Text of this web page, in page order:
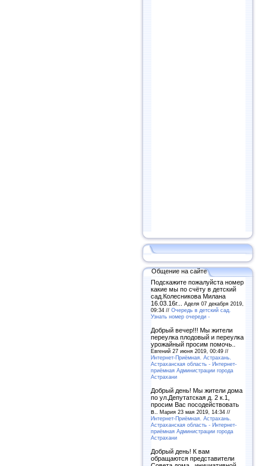
Общение на сайте
Подскажите пожалуйста номер
какие мы по счёту в детский
сад.Колесникова Милана
16.03.16г... Аделя 07 декабря 2019,
09:34 // Очередь в детский сад.
Узнать номер очереди -
Добрый вечер!!! Мы жители
переулка плодовый и переулка
урожайный просим помочь..
Евгений 27 июня 2019, 00:49 //
Интернет-Приёмная. Астрахань.
Астраханская область - Интернет-
приёмная Администрации города
Астрахани
Добрый день! Мы жители дома
по ул.Депутатская д. 2 к.1,
просим Вас посодействовать
в.. Мария 23 мая 2019, 14:34 //
Интернет-Приёмная. Астрахань.
Астраханская область - Интернет-
приёмная Администрации города
Астрахани
Добрый день! К вам
обращаются представители